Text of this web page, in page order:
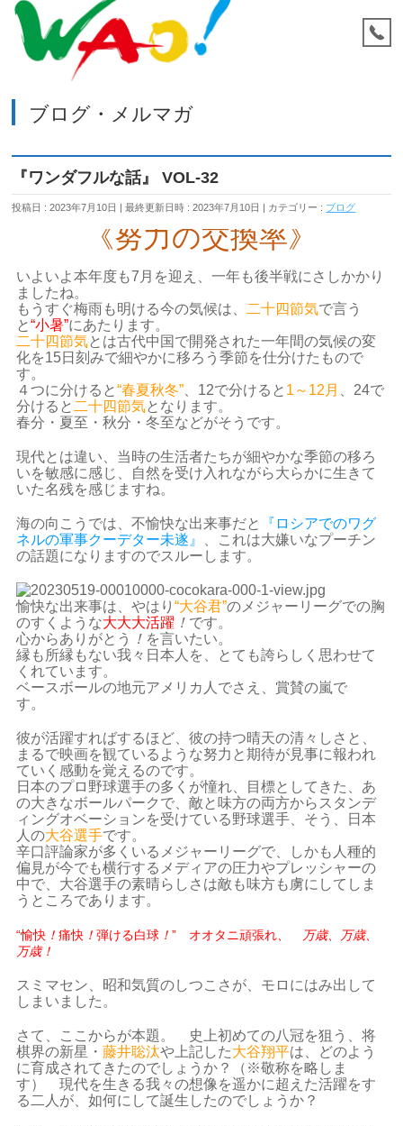
ブログ・メルマガ
『ワンダフルな話』 VOL-32
投稿日 : 2023年7月10日 最終更新日時 : 2023年7月10日 カテゴリー : ブログ
《努力の交換率》
いよいよ本年度も7 月を迎え、一年も後半戦にさしかかり
ましたね。
もうすぐ梅雨も明ける今の気候は、 二十四節気で言う
と“小暑”にあたります。
二十四節気とは古代中国で開発された一年間の気候の変
化を15日刻みで細やかに移ろう季節を仕分けたもので
す。
４つに分けると“春夏秋冬” 12で分けると 1 ～12月 24で
分けると 二十四節気となります。
春分・夏至・秋分・冬至などがそうです。
現代とは違い、当時の生活者たちが細やかな季節の移ろ
いを敏感に感じ、自然を受け入れながら大らかに生きて
いた名残を感じますね。
海の向こうでは、不愉快な出来事だと
『ロシアでのワグ
ネルの軍事クーデター未遂』
、これは大嫌いなプーチン
の話題になりますのでスルーします。
愉快な出来事は、やはり“大谷君”のメジャーリーグでの胸
のすくような大大大活躍 ！ です。
心からありがとう
！ を言いたい。
縁も所縁もない我々日本人を、とても誇らしく思わせて
くれています。
ベースボールの地元アメリカ人でさえ、賞賛の嵐で
す。
彼が活躍すればするほど、彼の持つ晴天の清々しさと、
まるで映画を観ているような努力と期待が見事に報われ
ていく感動を覚えるのです。
日本のプロ野球選手の多くが憧れ、目標としてきた、あ
の大きなボールパークで、敵と味方の両方からスタンデ
ィングオベーションを受けている野球選手、そう、
日本
人の大谷選手です。
辛口評論家が多くいるメジャーリーグで、しかも人種的
偏見が今でも横行するメディアの圧力やプレッシャーの
中で、大谷選手の素晴らしさは敵も味方も虜にしてしま
うところであります。
“愉快 ！痛快 ！弾ける白球 ！” オオタニ頑張れ
万歳、万歳、
万歳！
スミマセン、昭和気質のしつこさが、モロにはみ出して
しまいました。
さて、ここからが本題。 史上初めての八冠を狙う、将
棋界の新星・藤井聡汰や上記した大谷翔平は、どのよう
に育成されてきたのでしょうか？（※敬称を略しま
す） 現代を生きる我々の想像を遥かに超えた活躍をす
る二人が、如何にして誕生したのでしょうか？